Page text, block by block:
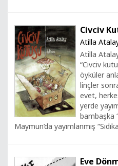
Civciv
Atilla
Atilla
“Civciv
öyküler
linçler
evet,
yerde
bambaşka
Maymun’da yayımlanmış
Eve